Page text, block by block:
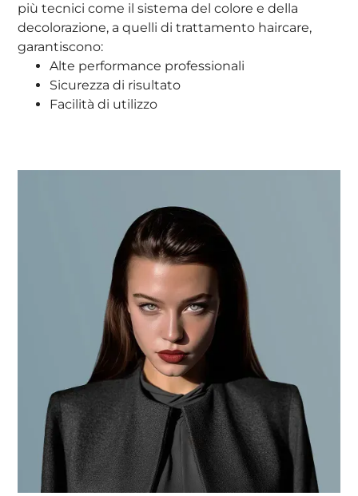
più tecnici come il sistema del colore e della
decolorazione, a quelli di trattamento haircare,
garantiscono:
Alte performance professionali
Sicurezza di risultato
Facilità di utilizzo